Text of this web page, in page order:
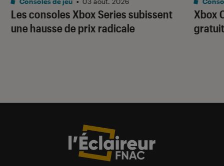
Les consoles Xbox Series subissent
une hausse de prix radicale
Xbox